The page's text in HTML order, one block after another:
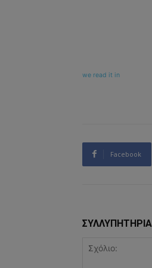
we read it in
Facebook
ΣΥΛΛΥΠΗΤΗΡΙΑ